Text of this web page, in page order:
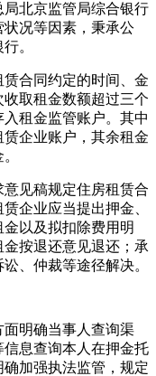
北京监管局综合银行
况等因素，秉承公
。
合同约定的时间、金
取租金数额超过三个
租金监管账户。其中
企业账户，其余租金
见稿规定住房租赁合
企业应当提出押金、
以及拟扣除费用明
按退还意见退还；承
、仲裁等途径解决。
明确当事人查询渠
息查询本人在押金托
加强执法监管，规定